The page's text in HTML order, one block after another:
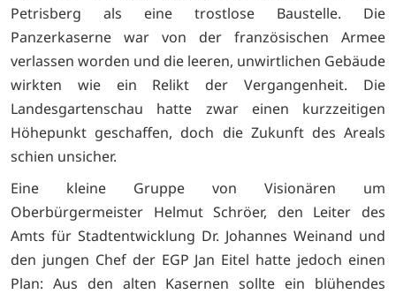
Petrisberg als eine trostlose Baustelle. Die
Panzerkaserne war von der französischen Armee
verlassen worden und die leeren, unwirtlichen Gebäude
wirkten wie ein Relikt der Vergangenheit. Die
Landesgartenschau hatte zwar einen kurzzeitigen
Höhepunkt geschaffen, doch die Zukunft des Areals
schien unsicher.
Eine kleine Gruppe von Visionären um
Oberbürgermeister Helmut Schröer, den Leiter des
Amts für Stadtentwicklung Dr. Johannes Weinand und
den jungen Chef der EGP Jan Eitel hatte jedoch einen
Plan: Aus den alten Kasernen sollte ein blühendes